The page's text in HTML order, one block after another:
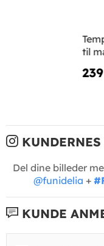
til
Del dine billeder
@funidelia +
KUNDE